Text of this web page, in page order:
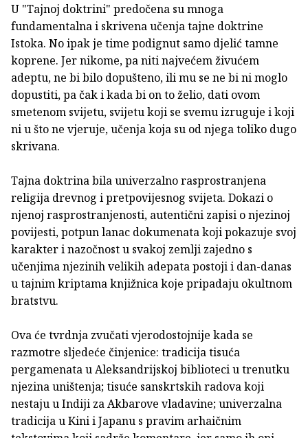
U "Tajnoj doktrini" predočena su mnoga
fundamentalna i skrivena učenja tajne doktrine
Istoka. No ipak je time podignut samo djelić tamne
koprene. Jer nikome, pa niti najvećem živućem
adeptu, ne bi bilo dopušteno, ili mu se ne bi ni moglo
dopustiti, pa čak i kada bi on to želio, dati ovom
smetenom svijetu, svijetu koji se svemu izruguje i koji
ni u što ne vjeruje, učenja koja su od njega toliko dugo
skrivana.
Tajna doktrina bila univerzalno rasprostranjena
religija drevnog i pretpovijesnog svijeta. Dokazi o
njenoj rasprostranjenosti, autentični zapisi o njezinoj
povijesti, potpun lanac dokumenata koji pokazuje svoj
karakter i nazočnost u svakoj zemlji zajedno s
učenjima njezinih velikih adepata postoji i dan-danas
u tajnim kriptama knjižnica koje pripadaju okultnom
bratstvu.
Ova će tvrdnja zvučati vjerodostojnije kada se
razmotre sljedeće činjenice: tradicija tisuća
pergamenata u Aleksandrijskoj biblioteci u trenutku
njezina uništenja; tisuće sanskrtskih radova koji
nestaju u Indiji za Akbarove vladavine; univerzalna
tradicija u Kini i Japanu s pravim arhaičnim